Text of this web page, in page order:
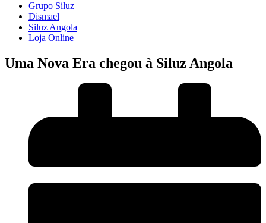
Grupo Siluz
Dismael
Siluz Angola
Loja Online
Uma Nova Era chegou à Siluz Angola